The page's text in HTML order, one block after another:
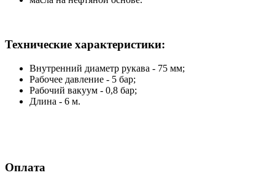
Технические характеристики:
Внутренний диаметр рукава - 75 мм;
Рабочее давление - 5 бар;
Рабочий вакуум - 0,8 бар;
Длина - 6 м.
Оплата